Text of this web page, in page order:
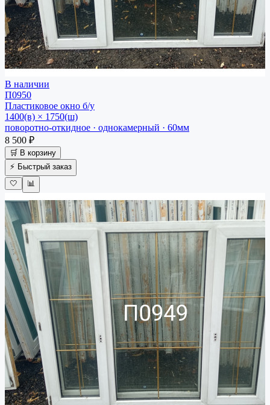
В наличии
П0950
Пластиковое окно б/у
1400(в) × 1750(ш)
поворотно-откидное · однокамерный · 60мм
8 500 ₽
🛒 В корзину
⚡ Быстрый заказ
🤍
📊